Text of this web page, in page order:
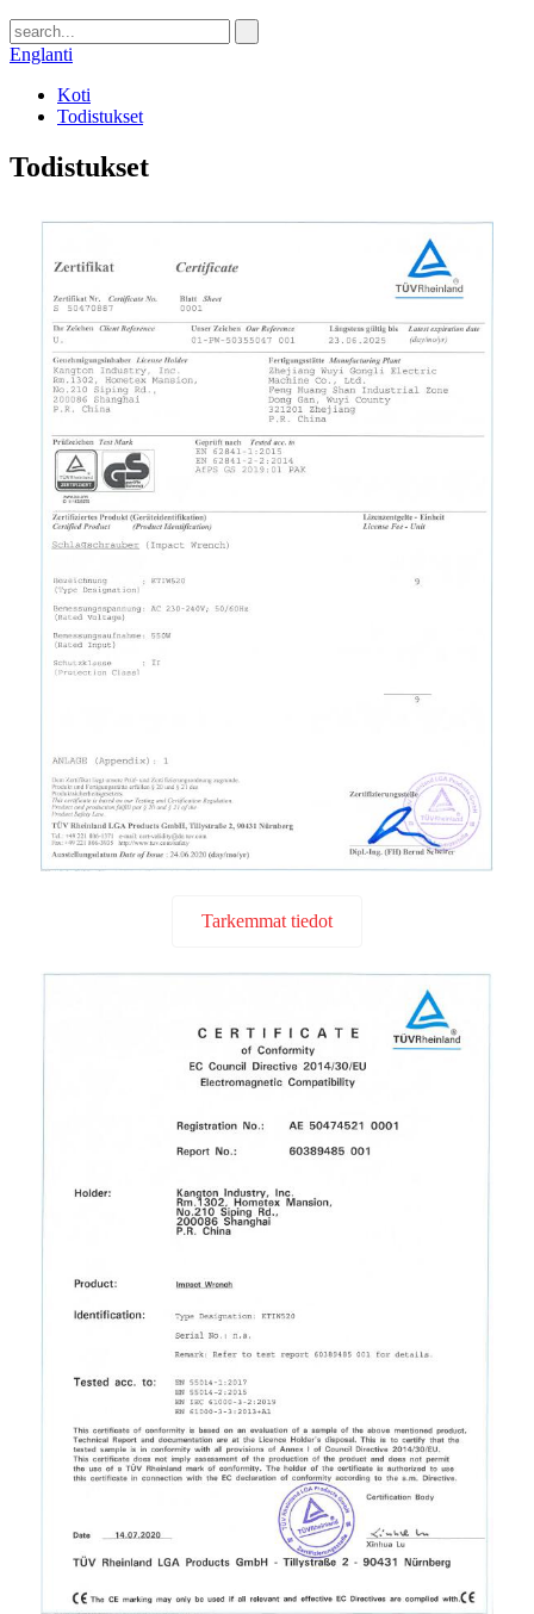
Englanti
Koti
Todistukset
Todistukset
Tarkemmat tiedot